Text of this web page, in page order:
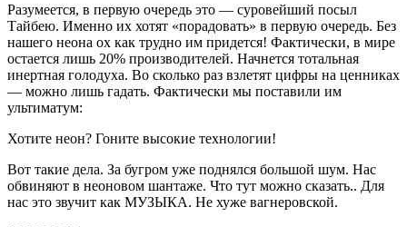
Разумеется, в первую очередь это — суровейший посыл
Тайбею. Именно их хотят «порадовать» в первую очередь. Без
нашего неона ох как трудно им придется! Фактически, в мире
остается лишь 20% производителей. Начнется тотальная
инертная голодуха. Во сколько раз взлетят цифры на ценниках
— можно лишь гадать. Фактически мы поставили им
ультиматум:
Хотите неон? Гоните высокие технологии!
Вот такие дела. За бугром уже поднялся большой шум. Нас
обвиняют в неоновом шантаже. Что тут можно сказать.. Для
нас это звучит как МУЗЫКА. Не хуже вагнеровской.